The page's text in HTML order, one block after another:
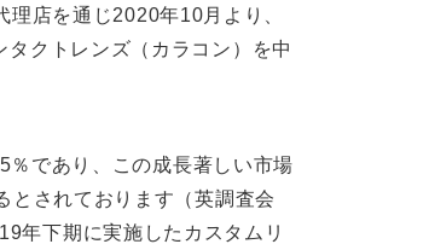
店を通じ2020年10月より、
クトレンズ（カラコン）を中
であり、この成長著しい市場
とされております（英調査会
年下期に実施したカスタムリ